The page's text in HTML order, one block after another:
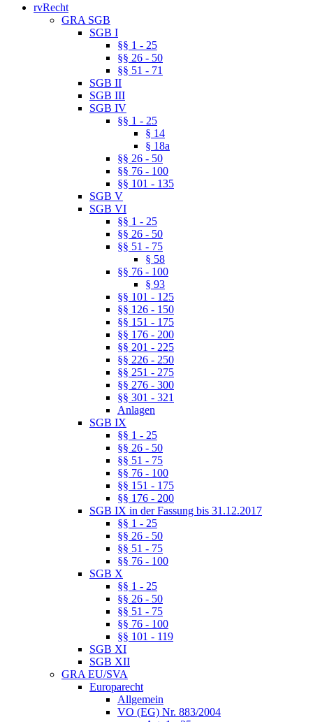
rvRecht
GRA SGB
SGB I
§§ 1 - 25
§§ 26 - 50
§§ 51 - 71
SGB II
SGB III
SGB IV
§§ 1 - 25
§ 14
§ 18a
§§ 26 - 50
§§ 76 - 100
§§ 101 - 135
SGB V
SGB VI
§§ 1 - 25
§§ 26 - 50
§§ 51 - 75
§ 58
§§ 76 - 100
§ 93
§§ 101 - 125
§§ 126 - 150
§§ 151 - 175
§§ 176 - 200
§§ 201 - 225
§§ 226 - 250
§§ 251 - 275
§§ 276 - 300
§§ 301 - 321
Anlagen
SGB IX
§§ 1 - 25
§§ 26 - 50
§§ 51 - 75
§§ 76 - 100
§§ 151 - 175
§§ 176 - 200
SGB IX in der Fassung bis 31.12.2017
§§ 1 - 25
§§ 26 - 50
§§ 51 - 75
§§ 76 - 100
SGB X
§§ 1 - 25
§§ 26 - 50
§§ 51 - 75
§§ 76 - 100
§§ 101 - 119
SGB XI
SGB XII
GRA EU/SVA
Europarecht
Allgemein
VO (EG) Nr. 883/2004